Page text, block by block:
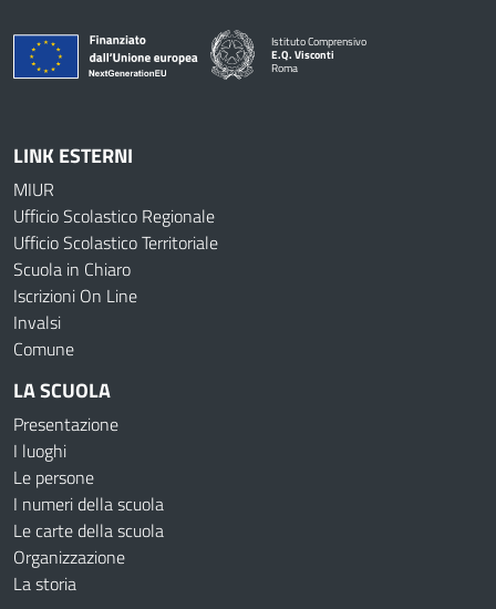
Istituto Comprensivo
E.Q. Visconti
Roma
LINK ESTERNI
MIUR
Ufficio Scolastico Regionale
Ufficio Scolastico Territoriale
Scuola in Chiaro
Iscrizioni On Line
Invalsi
Comune
LA SCUOLA
Presentazione
I luoghi
Le persone
I numeri della scuola
Le carte della scuola
Organizzazione
La storia